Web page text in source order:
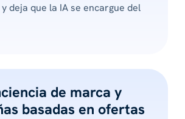
deja que la IA se encargue del
de marca y
basadas en ofertas